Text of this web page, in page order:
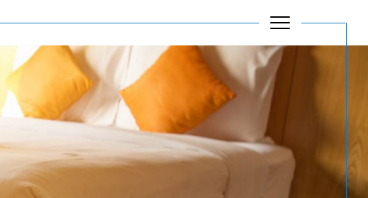
Filtrer
Réinitialiser les filtres